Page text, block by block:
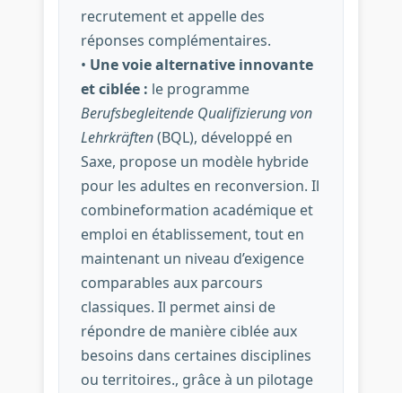
recrutement et appelle des
réponses complémentaires.
• Une voie alternative innovante
et ciblée : le programme
Berufsbegleitende Qualifizierung von
Lehrkräften(BQL), développé en
Saxe, propose un modèle hybride
pour les adultes en reconversion. Il
combineformation académique et
emploi en établissement, tout en
maintenant un niveau d’exigence
comparables aux parcours
classiques. Il permet ainsi de
répondre de manière ciblée aux
besoins dans certaines disciplines
ou territoires., grâce à un pilotage